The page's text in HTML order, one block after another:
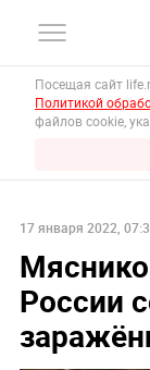
Посещая сайт
Политикой
файлов cookie,
17 января 2022,
России